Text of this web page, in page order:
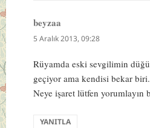
beyzaa
ki:
5 Aralık 2013, 09:28
Rüyamda eski sevgilimin
geçiyor ama kendisi bekar
Neye işaret lütfen yorumlayın
YANITLA